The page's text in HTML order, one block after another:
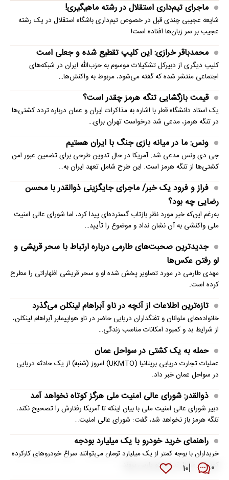
۰ ۱۰
ماجرای تیم‌داری استقلال در رشته ماهیگیری!
شایعه عجیبی چندی قبل در خصوص تیم‌داری باشگاه استقلال در یک رشته
عجیب بر سر زبان‌ها افتاده است!
محمدباقر خرازی: این کلیپ تقطیع شده و جعلی است
کلیپ دیگری از دبیرکل تشکیلات موسوم به حزب‌الله ایران در شبکه‌های
اجتماعی منتشر شده که گفته می‌شود، مربوط به واکنش‌ها…
قیمت بازگشایی تنگه هرمز چقدر است؟
یک استاد دانشگاه قطر با اشاره به مذاکرات ایران و عمان درباره تردد کشتی‌ها
در تنگه هرمز، مدعی شد درخواست تهران برای…
ونس: ما در میانه بازی جنگ با ایران هستیم
جی دی ونس مدعی شد: آمریکا در حال تدوین طرحی برای تضمین عبور امن
کشتی‌ها از تنگه هرمز است. این طرح شامل تعهد ایران به…
فراز و فرود یک خبر/ ماجرای جایگزینی ذوالقدر با محسن
رضایی چه بود؟
به‌رغم این‌که خبر مورد نظر بازتاب گسترده‌ای پیدا کرد، اما شورای عالی امنیت
ملی واکنشی به آن نشان نداد و موضوع را تأیید…
جدیدترین صحبت‌های طارمی درباره ارتباط با سحر قریشی و
لو رفتن عکس‌ها
مهدی طارمی در مورد تصاویر پخش شده او و سحر قریشی اظهاراتی را مطرح
کرده است.
تازه‌ترین اطلاعات از آنچه در ناو آبراهام لینکلن می‌گذرد
خانواده‌های ملوانان و تفنگداران دریایی حاضر در ناو هواپیمابر آبراهام لینکلن،
از شرایط بد و کمبود امکانات مناسب زندگی…
حمله به یک کشتی در سواحل عمان
عملیات تجارت دریایی بریتانیا (UKMTO) امروز (شنبه) از یک حادثه دریایی
در سواحل عمان خبر داد.
ذوالقدر: شورای عالی امنیت ملی هرگز کوتاه نخواهد آمد
دبیر شورای عالی امنیت ملی با بیان اینکه تا آمریکا رفتارش را تصحیح نکند،
تنگه هرمز باز نخواهد شد، گفت: شورای عالی امنیت…
راهنمای خرید خودرو با یک میلیارد بودجه
خریداران با بوجه کمتر از یک میلیارد تومان می‌توانند سراغ خودروهای کارکرده
کوییک، ساینا، تیبا و پژو پارس بروند